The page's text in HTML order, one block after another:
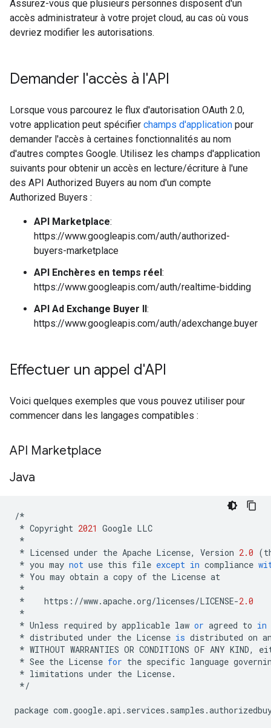
Assurez-vous que plusieurs personnes disposent d'un
accès administrateur à votre projet cloud, au cas où vous
devriez modifier les autorisations.
Demander l'accès à l'API
Lorsque vous parcourez le flux d'autorisation OAuth 2.0,
votre application peut spécifier champs d'application pour
demander l'accès à certaines fonctionnalités au nom
d'autres comptes Google. Utilisez les champs d'application
suivants pour obtenir un accès en lecture/écriture à l'une
des API Authorized Buyers au nom d'un compte
Authorized Buyers :
API Marketplace:
https://www.googleapis.com/auth/authorized-
buyers-marketplace
API Enchères en temps réel:
https://www.googleapis.com/auth/realtime-bidding
API Ad Exchange Buyer II:
https://www.googleapis.com/auth/adexchange.buyer
Effectuer un appel d'API
Voici quelques exemples que vous pouvez utiliser pour
commencer dans les langages compatibles :
API Marketplace
Java
/*
* Copyright 2021 Google LLC
*
* Licensed under the Apache License, Version 2.0 (
* you may not use this file except in compliance
* You may obtain a copy of the License at
*
*
https : //www.apache.org/licenses/LICENSE-2.0
*
* Unless required by applicable law or agreed to in
* distributed under the License is distributed on
* WITHOUT WARRANTIES OR CONDITIONS OF ANY KIND,
* See the License for the specific language
* limitations under the License.
*/
package com .google.api . services . samples .